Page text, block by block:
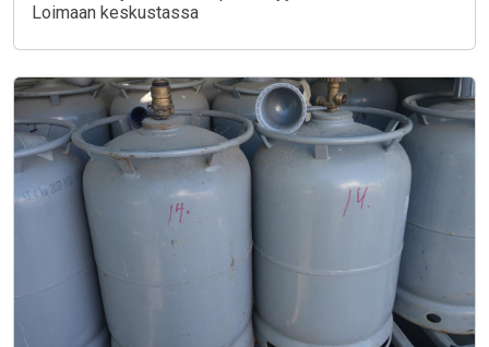
Loimaan keskustassa